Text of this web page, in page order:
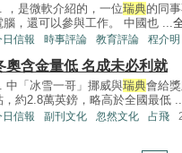
，是微軟介紹的，一位瑞典的同
腦，還可以參與工作。 中國也 ...
日信報 時事評論 教育評論 程介明
奧含金量低 名成未必利就
中「冰雪一哥」挪威與瑞典會給
，約2.8萬英鎊，略高於全國最低 ...
日信報 副刊文化 忽然文化 占飛